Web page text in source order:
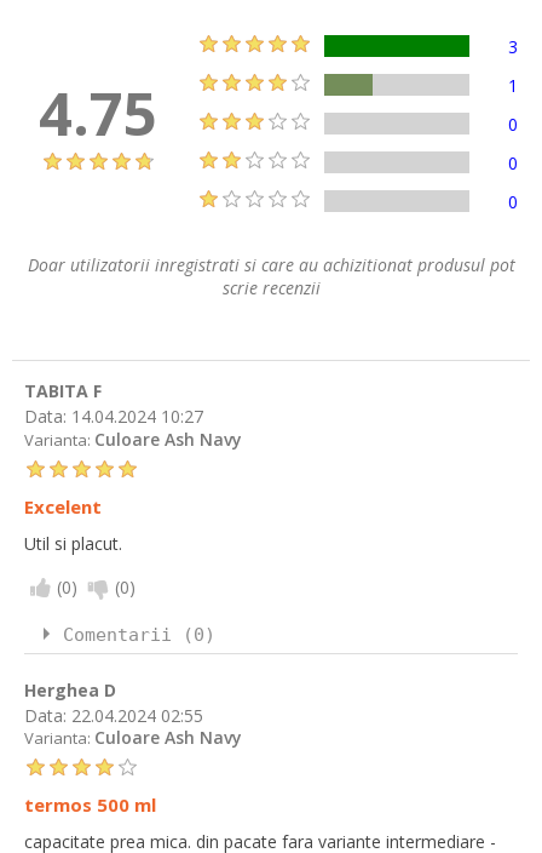
4.75
3
1
0
0
0
Doar utilizatorii inregistrati si care au achizitionat produsul pot
scrie recenzii
TABITA F
Data: 14.04.2024 10:27
Varianta: Culoare Ash Navy
Excelent
Util si placut.
(0) (0)
Comentarii (0)
Herghea D
Data: 22.04.2024 02:55
Varianta: Culoare Ash Navy
termos 500 ml
capacitate prea mica. din pacate fara variante intermediare -